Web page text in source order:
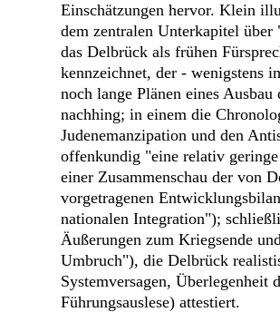
Einschätzungen hervor. Klein
dem zentralen Unterkapitel
das Delbrück als frühen
kennzeichnet, der - wenigstens
noch lange Plänen eines
nachhing; in einem die
Judenemanzipation und den
offenkundig "eine relativ
einer Zusammenschau der von
vorgetragenen
nationalen Integration");
Äußerungen zum Kriegsende
Umbruch"), die Delbrück
Systemversagen, Überlegenheit
Führungsauslese) attestiert.